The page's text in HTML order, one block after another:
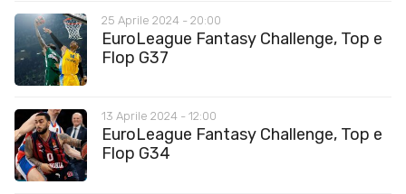
25 Aprile 2024 - 20:00
EuroLeague Fantasy Challenge, Top e
Flop G37
13 Aprile 2024 - 12:00
EuroLeague Fantasy Challenge, Top e
Flop G34